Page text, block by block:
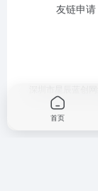
友链申请
首页